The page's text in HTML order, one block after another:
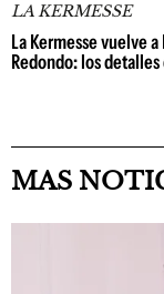
LA KERMESSE
La Kermesse vuelve
Redondo: los
MAS